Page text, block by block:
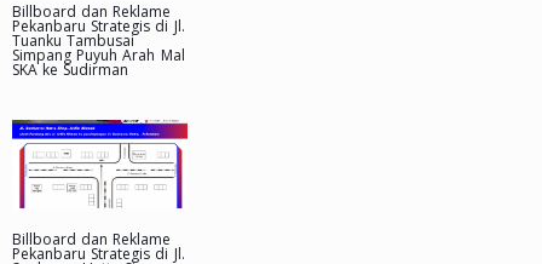
Billboard dan Reklame
Pekanbaru Strategis di Jl.
Tuanku Tambusai
Simpang Puyuh Arah Mal
SKA ke Sudirman
Billboard dan Reklame
Pekanbaru Strategis di Jl.